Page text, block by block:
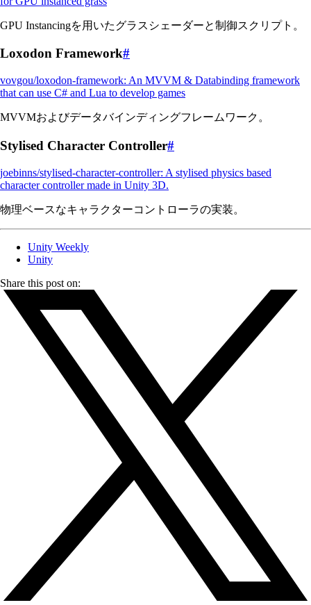
GPU Instancingを用いたグラスシェーダーと制御スクリプト。
Loxodon Framework#
vovgou/loxodon-framework: An MVVM & Databinding framework
that can use C# and Lua to develop games
MVVMおよびデータバインディングフレームワーク。
Stylised Character Controller#
joebinns/stylised-character-controller: A stylised physics based
character controller made in Unity 3D.
物理ベースなキャラクターコントローラの実装。
Unity Weekly
Unity
Share this post on: